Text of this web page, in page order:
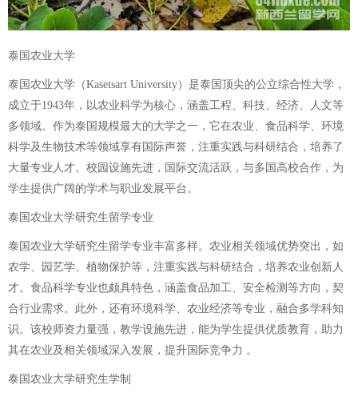
泰国农业大学
泰国农业大学（Kasetsart University）是泰国顶尖的公立综合性大学，
成立于1943年，以农业科学为核心，涵盖工程、科技、经济、人文等
多领域。作为泰国规模最大的大学之一，它在农业、食品科学、环境
科学及生物技术等领域享有国际声誉，注重实践与科研结合，培养了
大量专业人才。校园设施先进，国际交流活跃，与多国高校合作，为
学生提供广阔的学术与职业发展平台。
泰国农业大学研究生留学专业
泰国农业大学研究生留学专业丰富多样。农业相关领域优势突出，如
农学、园艺学、植物保护等，注重实践与科研结合，培养农业创新人
才。食品科学专业也颇具特色，涵盖食品加工、安全检测等方向，契
合行业需求。此外，还有环境科学、农业经济等专业，融合多学科知
识。该校师资力量强，教学设施先进，能为学生提供优质教育，助力
其在农业及相关领域深入发展，提升国际竞争力 。
泰国农业大学研究生学制